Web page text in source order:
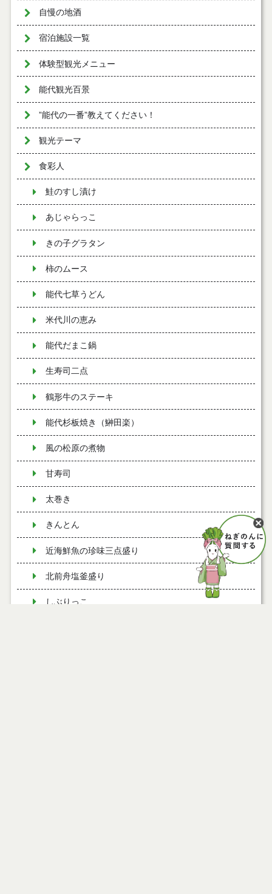
自慢の地酒
宿泊施設一覧
体験型観光メニュー
能代観光百景
”能代の一番”教えてください！
観光テーマ
食彩人
鮭のすし漬け
あじゃらっこ
きの子グラタン
柿のムース
能代七草うどん
米代川の恵み
能代だまこ鍋
生寿司二点
鶴形牛のステーキ
能代杉板焼き（鰰田楽）
風の松原の煮物
甘寿司
太巻き
きんとん
近海鮮魚の珍味三点盛り
北前舟塩釜盛り
しぶりっこ